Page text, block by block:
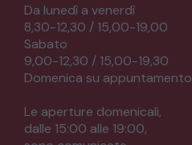
Da lunedì a venerdì
8,30-12,30 / 15,00-19,00
Sabato
9,00-12,30 / 15,00-19,30
Domenica su appuntamento
Le aperture domenicali,
dalle 15:00 alle 19:00,